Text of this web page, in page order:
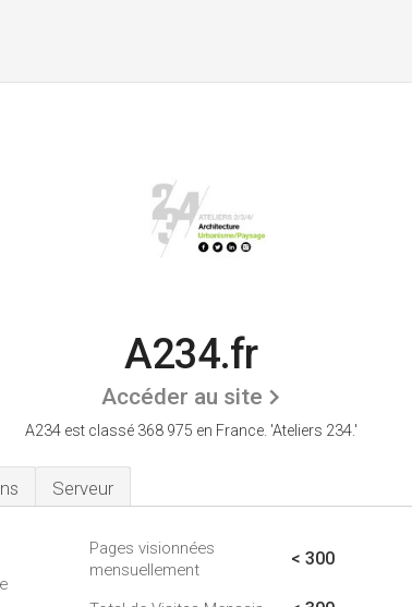
A234.fr
Accéder au site
A234 est classé 368 975 en France. 'Ateliers 234.'
Serveur
Pages visionnées
mensuellement
< 300